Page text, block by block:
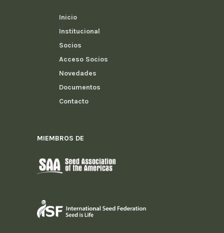
Inicio
Institucional
Socios
Acceso Socios
Novedades
Documentos
Contacto
MIEMBROS DE